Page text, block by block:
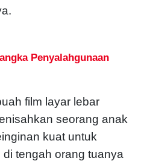
Penyalahgunaan
film layar lebar
seorang anak
kuat untuk
tengah orang tuanya